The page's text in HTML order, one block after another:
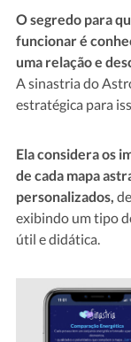
O segredo para
funcionar é
uma relação e
A sinastria do
estratégica para
Ela considera os
de cada mapa
personalizados,
exibindo um tipo
útil e didática.